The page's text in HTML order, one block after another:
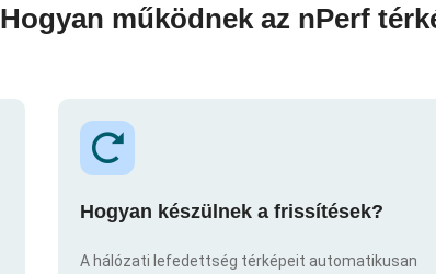
Hogyan működnek az nPerf
Hogyan készülnek a frissítések?
A hálózati lefedettség térképeit automatikusan